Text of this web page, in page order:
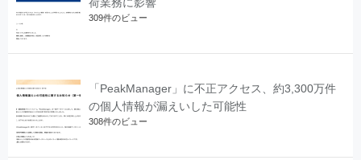
荷業務に影響
309件のビュー
「PeakManager」に不正アクセス、約3,300万件
の個人情報が漏えいした可能性
308件のビュー